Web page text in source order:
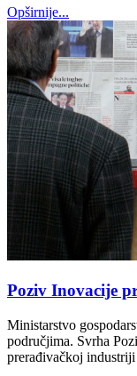
Opširnije...
Poziv Inovacije
Ministarstvo
područjima. Svrha
prerađivačkoj